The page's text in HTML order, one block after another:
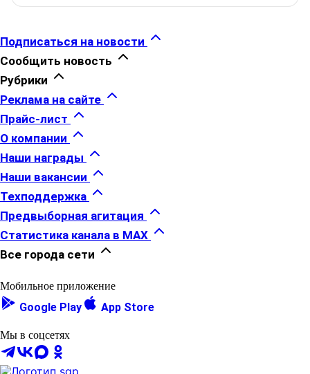
Подписаться на новости
Сообщить новость
Рубрики
Реклама на сайте
Прайс-лист
О компании
Наши награды
Наши вакансии
Техподдержка
Предвыборная агитация
Статистика канала в MAX
Все города сети
Мобильное приложение
Google Play App Store
Мы в соцсетях